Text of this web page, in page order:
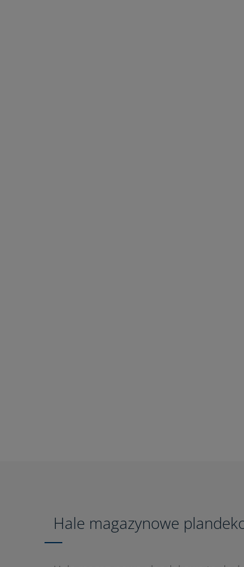
Hale magazynowe